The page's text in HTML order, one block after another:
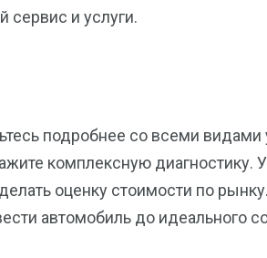
сервис и услуги.
подробнее со всеми видами
комплексную диагностику.
оценку стоимости по
автомобиль до идеального